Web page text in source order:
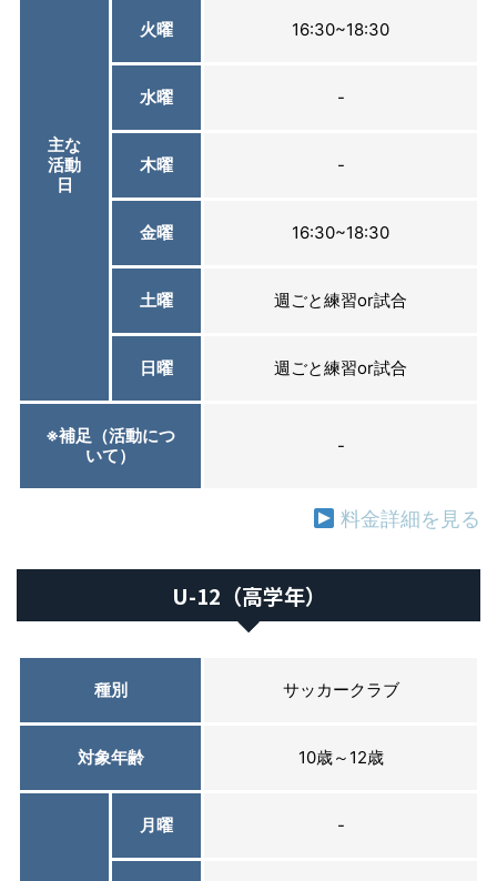
主な
活動
日
火曜 16:30~18:30
水曜 -
木曜 -
金曜 16:30~18:30
土曜 週ごと練習or試合
日曜 週ごと練習or試合
※補足（活動につ
いて）
-
料金詳細を見る
U-12（高学年）
種別 サッカークラブ
対象年齢 10歳～12歳
月曜 -